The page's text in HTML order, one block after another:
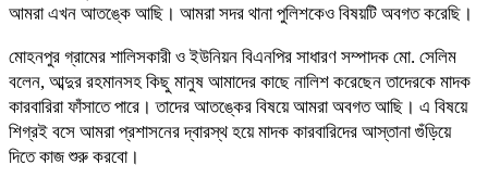
আমরা এখন আতঙ্কে আছি। আমরা সদর থানা পুলিশকেও বিষয়টি অবগত করেছি।
মোহনপুর গ্রামের শালিসকারী ও ইউনিয়ন বিএনপির সাধারণ সম্পাদক মো. সেলিম
বলেন, আব্দুর রহমানসহ কিছু মানুষ আমাদের কাছে নালিশ করেছেন তাদেরকে মাদক
কারবারিরা ফাঁসাতে পারে। তাদের আতঙ্কের বিষয়ে আমরা অবগত আছি। এ বিষয়ে
শিগ্রই বসে আমরা প্রশাসনের দ্বারস্থ হয়ে মাদক কারবারিদের আস্তানা গুঁড়িয়ে
দিতে কাজ শুরু করবো।